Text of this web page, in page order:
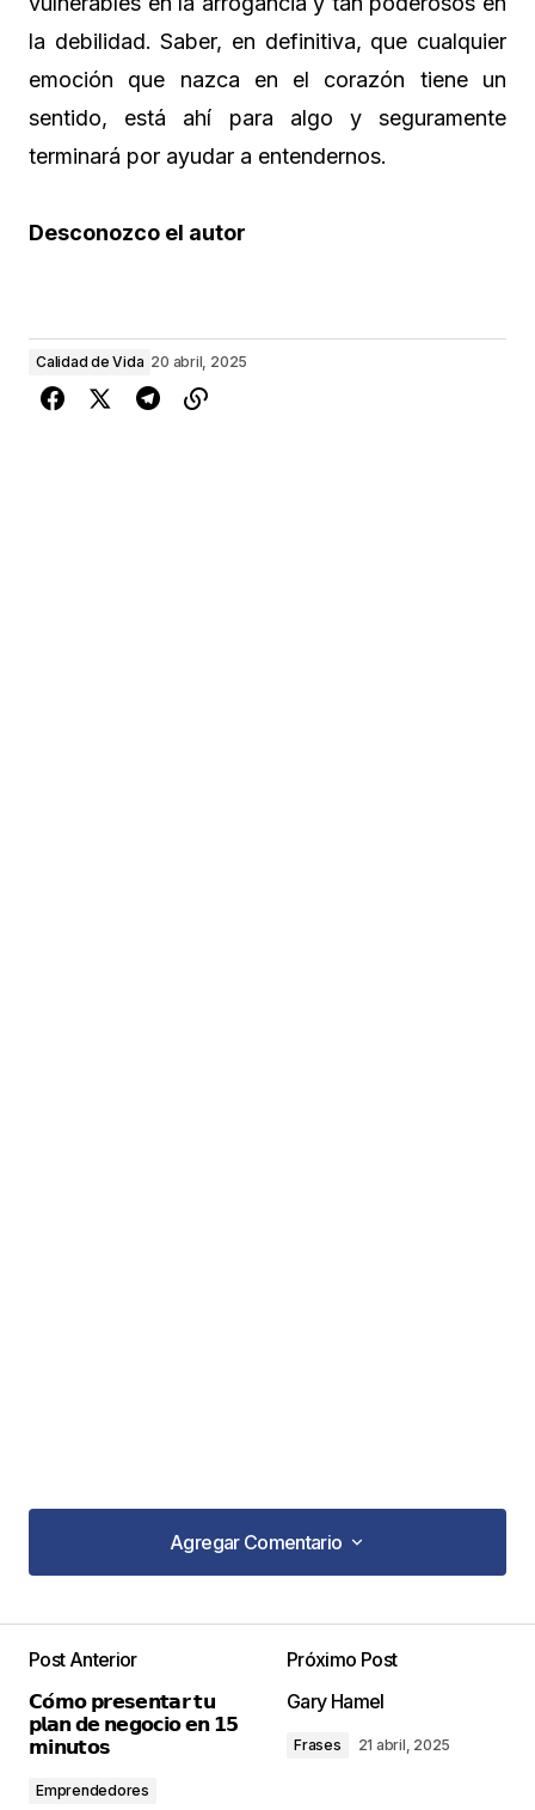
la debilidad. Saber, en definitiva, que cualquier
emoción que nazca en el corazón tiene un
sentido, está ahí para algo y seguramente
terminará por ayudar a entendernos.
Desconozco el autor
Calidad de Vida 20 abril, 2025
Agregar Comentario
Agregar Comentario
publicada. Los campos obligatorios están
marcados con*
Comentario
Post Anterior
𝗖𝗼́𝗺𝗼 𝗽𝗿𝗲𝘀𝗲𝗻𝘁𝗮𝗿 𝘁𝘂
𝗽𝗹𝗮𝗻 𝗱𝗲 𝗻𝗲𝗴𝗼𝗰𝗶𝗼 𝗲𝗻 𝟭𝟱
𝗺𝗶𝗻𝘂𝘁𝗼𝘀
Emprendedores
Próximo Post
Gary Hamel
Frases 21 abril, 2025